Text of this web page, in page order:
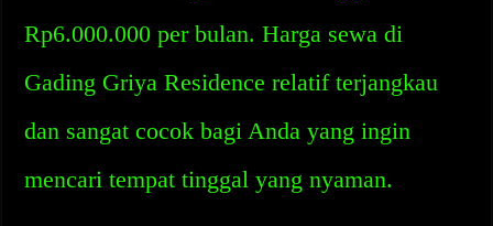
Rp6.000.000 per bulan. Harga sewa di
Gading Griya Residence relatif terjangkau
dan sangat cocok bagi Anda yang ingin
mencari tempat tinggal yang nyaman.